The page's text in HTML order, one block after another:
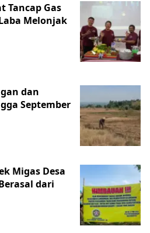
Tancap Gas
Melonjak
dan
September
Migas Desa
dari